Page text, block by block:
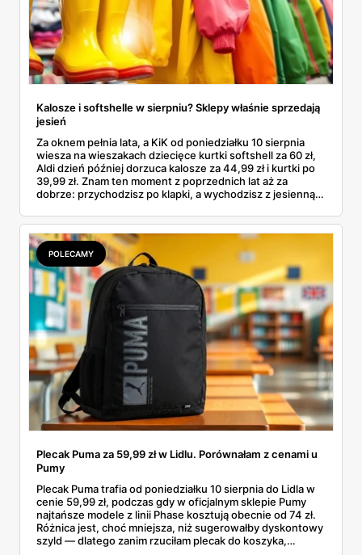
Kalosze i softshelle w sierpniu? Sklepy właśnie sprzedają
jesień
Za oknem pełnia lata, a KiK od poniedziałku 10 sierpnia
wiesza na wieszakach dziecięce kurtki softshell za 60 zł,
Aldi dzień później dorzuca kalosze za 44,99 zł i kurtki po
39,99 zł. Znam ten moment z poprzednich lat aż za
dobrze: przychodzisz po klapki, a wychodzisz z jesienną
pojawi się w gazetkach w przyszłym tygodniu i czy jest
sens kupować jesień, zanim skończą się wakacje.
POLECAMY
Plecak Puma za 59,99 zł w Lidlu. Porównałam z cenami u
Pumy
Plecak Puma trafia od poniedziałku 10 sierpnia do Lidla w
cenie 59,99 zł, podczas gdy w oficjalnym sklepie Pumy
najtańsze modele z linii Phase kosztują obecnie od 74 zł.
Różnica jest, choć mniejsza, niż sugerowałby dyskontowy
szyld — dlatego zanim rzuciłam plecak do koszyka,